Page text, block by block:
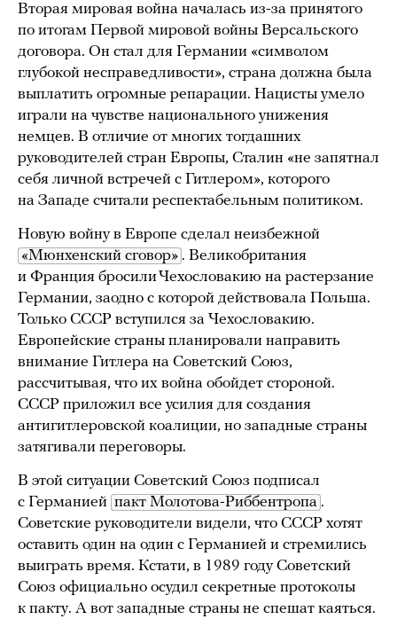
Вторая мировая война началась из-за принятого
по итогам Первой мировой войны Версальского
договора. Он стал для Германии «символом
глубокой несправедливости», страна должна была
выплатить огромные репарации. Нацисты умело
играли на чувстве национального унижения
немцев. В отличие от многих тогдашних
руководителей стран Европы, Сталин «не запятнал
себя личной встречей с Гитлером», которого
на Западе считали респектабельным политиком.
Новую войну в Европе сделал неизбежной
«Мюнхенский сговор» . Великобритания
и Франция бросили Чехословакию на растерзание
Германии, заодно с которой действовала Польша.
Только СССР вступился за Чехословакию.
Европейские страны планировали направить
внимание Гитлера на Советский Союз,
рассчитывая, что их война обойдет стороной.
СССР приложил все усилия для создания
антигитлеровской коалиции, но западные страны
затягивали переговоры.
В этой ситуации Советский Союз подписал
с Германией пакт Молотова-Риббентропа .
Советские руководители видели, что СССР хотят
оставить один на один с Германией и стремились
выиграть время. Кстати, в 1989 году Советский
Союз официально осудил секретные протоколы
к пакту. А вот западные страны не спешат каяться.